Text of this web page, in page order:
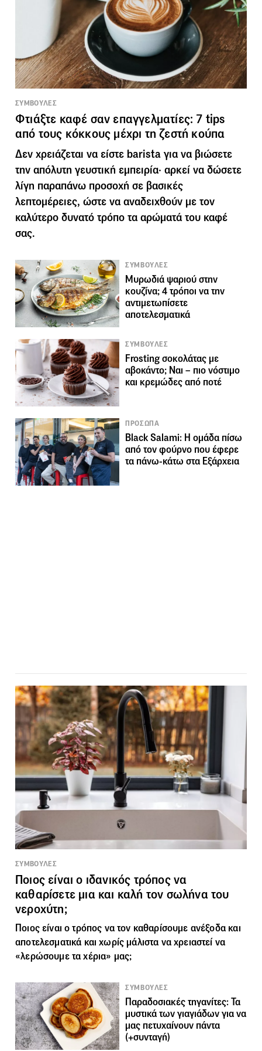
ΣΥΜΒΟΥΛΕΣ
Φτιάξτε καφέ σαν επαγγελματίες: 7 tips
από τους κόκκους μέχρι τη ζεστή κούπα
Δεν χρειάζεται να είστε barista για να βιώσετε
την απόλυτη γευστική εμπειρία· αρκεί να δώσετε
λίγη παραπάνω προσοχή σε βασικές
λεπτομέρειες, ώστε να αναδειχθούν με τον
καλύτερο δυνατό τρόπο τα αρώματά του καφέ
σας.
ΣΥΜΒΟΥΛΕΣ
Μυρωδιά ψαριού στην
κουζίνα; 4 τρόποι να την
αντιμετωπίσετε
αποτελεσματικά
ΣΥΜΒΟΥΛΕΣ
Frosting σοκολάτας με
αβοκάντο; Ναι – πιο νόστιμο
και κρεμώδες από ποτέ
ΠΡΟΣΩΠΑ
Black Salami: Η ομάδα πίσω
από τον φούρνο που έφερε
τα πάνω-κάτω στα Εξάρχεια
ΣΥΜΒΟΥΛΕΣ
Ποιος είναι ο ιδανικός τρόπος να
καθαρίσετε μια και καλή τον σωλήνα του
νεροχύτη;
Ποιος είναι ο τρόπος να τον καθαρίσουμε ανέξοδα και
αποτελεσματικά και χωρίς μάλιστα να χρειαστεί να
«λερώσουμε τα χέρια» μας;
ΣΥΜΒΟΥΛΕΣ
Παραδοσιακές τηγανίτες: Τα
μυστικά των γιαγιάδων για να
μας πετυχαίνουν πάντα
(+συνταγή)